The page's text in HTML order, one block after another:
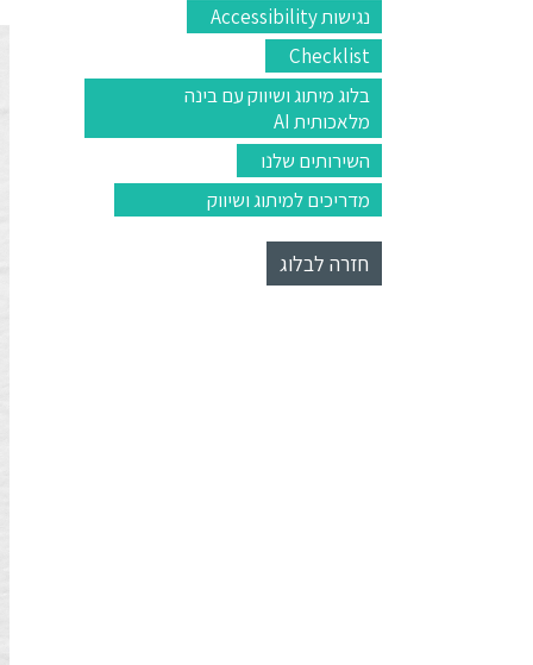
נגישות Accessibility
Checklist
בלוג מיתוג ושיווק עם בינה
מלאכותית AI
השירותים שלנו
מדריכים למיתוג ושיווק
חזרה לבלוג